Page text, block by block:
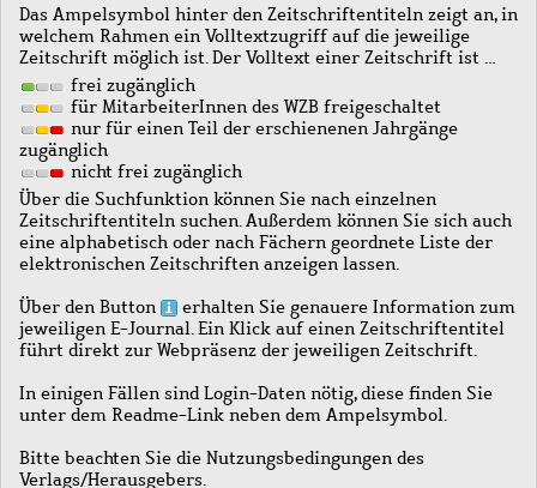
Das Ampelsymbol hinter den Zeitschriftentiteln zeigt an, in
welchem Rahmen ein Volltextzugriff auf die jeweilige
Zeitschrift möglich ist. Der Volltext einer Zeitschrift ist …
frei zugänglich
für MitarbeiterInnen des WZB freigeschaltet
nur für einen Teil der erschienenen Jahrgänge
zugänglich
nicht frei zugänglich
Über die Suchfunktion können Sie nach einzelnen
Zeitschriftentiteln suchen. Außerdem können Sie sich auch
eine alphabetisch oder nach Fächern geordnete Liste der
elektronischen Zeitschriften anzeigen lassen.
Über den Button
erhalten Sie genauere Information zum
jeweiligen E-Journal. Ein Klick auf einen Zeitschriftentitel
führt direkt zur Webpräsenz der jeweiligen Zeitschrift.
In einigen Fällen sind Login-Daten nötig, diese finden Sie
unter dem Readme-Link neben dem Ampelsymbol.
Bitte beachten Sie die Nutzungsbedingungen des
Verlags/Herausgebers.